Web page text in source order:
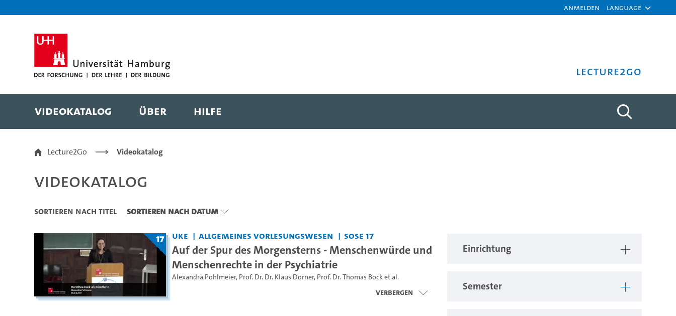
Anmelden Language
Lecture2Go
Videokatalog Über Hilfe
Videokatalog
Lecture2Go Videokatalog
Videokatalog
Sortieren nach Titel Sortieren nach Datum
Einrichtung
Semester
17 UKE Allgemeines Vorlesungswesen SoSe 17
Auf der Spur des Morgensterns - Menschenwürde und
Menschenrechte in der Psychiatrie
Alexandra Pohlmeier, Prof. Dr. Dr. Klaus Dörner, Prof. Dr. Thomas Bocket al.
Verbergen